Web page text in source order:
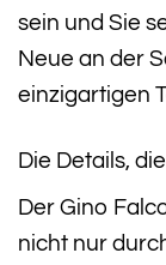
sein und Sie
Neue an der
einzigartigen
Die Details,
Der Gino
nicht nur